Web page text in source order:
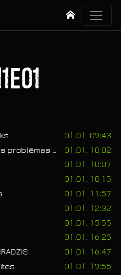
Sākums
01.01. 09:43
01.01. 10:02
01.01. 10:07
01.01. 10:15
01.01. 11:57
01.01. 12:32
01.01. 15:55
01.01. 16:25
01.01. 16:47
01.01. 19:55